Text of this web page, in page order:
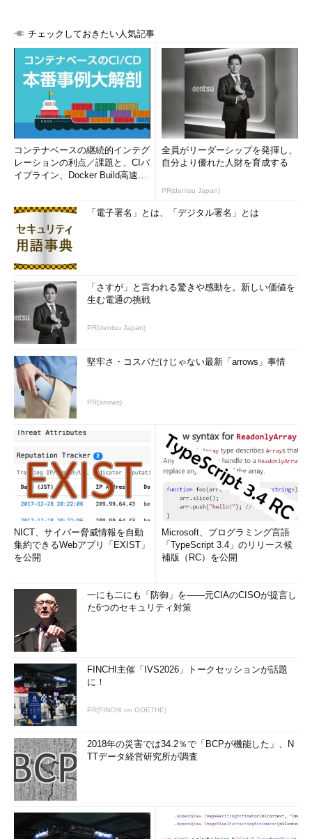
チェックしておきたい人気記事
コンテナベースの継続的インテグ
レーションの利点／課題と、CIパ
イプライン、Docker Build高速化
全員がリーダーシップを発揮し、
自分より優れた人財を育成する
PR(dentsu Japan)
「電子署名」とは、「デジタル署名」とは
「さすが」と言われる驚きや感動を。新しい価値を
生む電通の挑戦
PR(dentsu Japan)
堅牢さ・コスパだけじゃない最新「arrows」事情
PR(arrows)
NICT、サイバー脅威情報を自動
集約できるWebアプリ「EXIST」
を公開
Microsoft、プログラミング言語
「TypeScript 3.4」のリリース候
補版（RC）を公開
一にも二にも「防御」を――元CIAのCISOが提言し
た6つのセキュリティ対策
FINCHI主催「IVS2026」トークセッションが話題
に！
PR(FINCHI on GOETHE)
2018年の災害では34.2％で「BCPが機能した」、N
TTデータ経営研究所が調査